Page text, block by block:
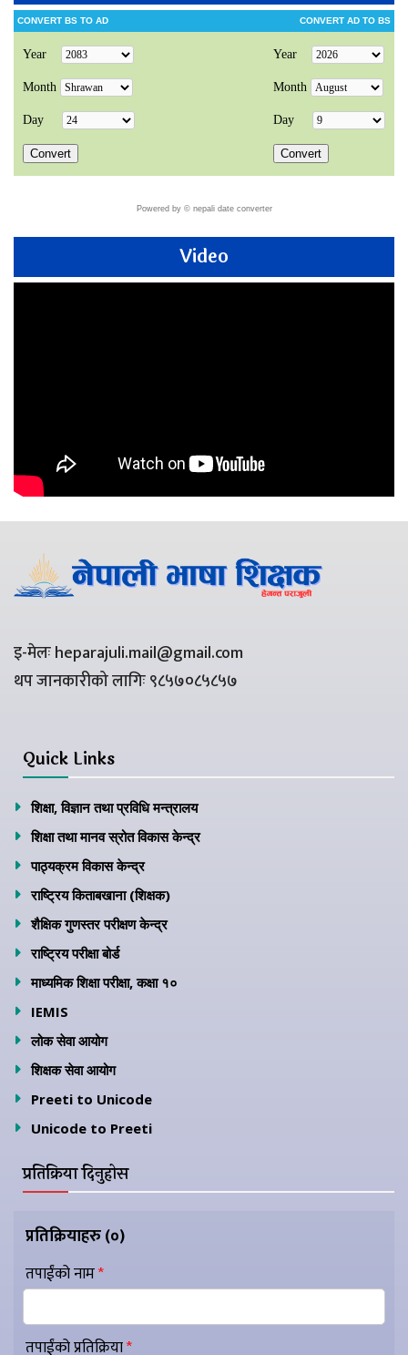
Powered by © nepali date converter
Video
इ-मेलः heparajuli.mail@gmail.com
थप जानकारीको लागिः ९८५७०८५८५७
Quick Links
शिक्षा, विज्ञान तथा प्रविधि मन्त्रालय
शिक्षा तथा मानव स्रोत विकास केन्द्र
पाठ्यक्रम विकास केन्द्र
राष्ट्रिय किताबखाना (शिक्षक)
शैक्षिक गुणस्तर परीक्षण केन्द्र
राष्ट्रिय परीक्षा बोर्ड
माध्यमिक शिक्षा परीक्षा, कक्षा १०
IEMIS
लोक सेवा आयोग
शिक्षक सेवा आयोग
Preeti to Unicode
Unicode to Preeti
प्रतिक्रिया दिनुहोस
प्रतिक्रियाहरु (०)
तपाईंको नाम*
तपाईंको प्रतिक्रिया*